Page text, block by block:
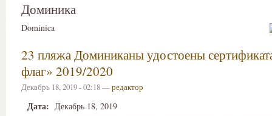
Доминика
Dominica
23 пляжа Доминиканы удостоены
флаг» 2019/2020
Декабрь 18, 2019 - 02:18 —редактор
Дата: Декабрь 18, 2019